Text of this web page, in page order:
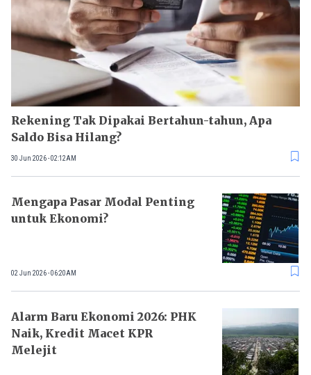
Rekening Tak Dipakai Bertahun-tahun, Apa
Saldo Bisa Hilang?
30 Jun 2026 - 02:12AM
Mengapa Pasar Modal Penting
untuk Ekonomi?
02 Jun 2026 - 06:20AM
Alarm Baru Ekonomi 2026: PHK
Naik, Kredit Macet KPR
Melejit